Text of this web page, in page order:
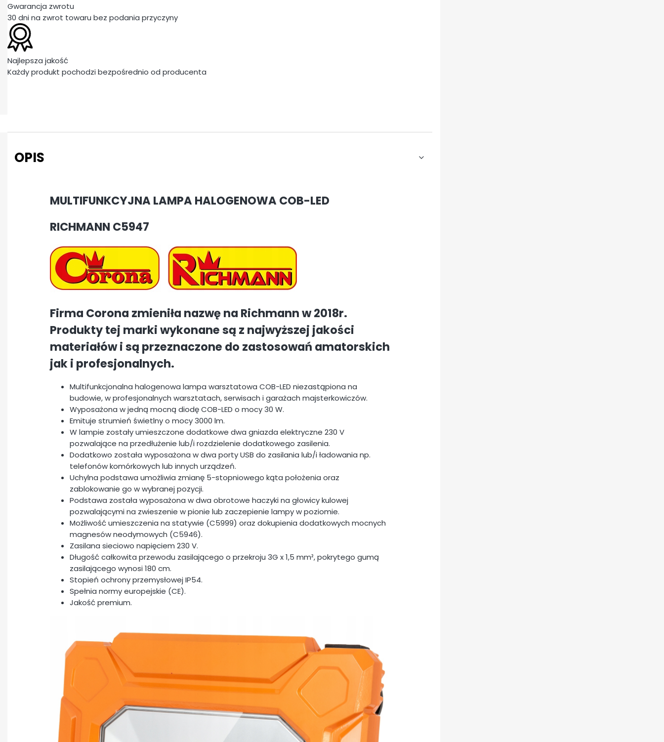
Gwarancja zwrotu
30 dni na zwrot towaru bez podania przyczyny
Najlepsza jakość
Każdy produkt pochodzi bezpośrednio od producenta
OPIS
MULTIFUNKCYJNA LAMPA HALOGENOWA COB-LED
RICHMANN C5947
Firma Corona zmieniła nazwę na Richmann w 2018r.
Produkty tej marki wykonane są z najwyższej jakości
materiałów i są przeznaczone do zastosowań amatorskich
jak i profesjonalnych.
Multifunkcjonalna halogenowa lampa warsztatowa COB-LED niezastąpiona na
budowie, w profesjonalnych warsztatach, serwisach i garażach majsterkowiczów.
Wyposażona w jedną mocną diodę COB-LED o mocy 30 W.
Emituje strumień świetlny o mocy 3000 lm.
W lampie zostały umieszczone dodatkowe dwa gniazda elektryczne 230 V
pozwalające na przedłużenie lub/i rozdzielenie dodatkowego zasilenia.
Dodatkowo została wyposażona w dwa porty USB do zasilania lub/i ładowania np.
telefonów komórkowych lub innych urządzeń.
Uchylna podstawa umożliwia zmianę 5-stopniowego kąta położenia oraz
zablokowanie go w wybranej pozycji.
Podstawa została wyposażona w dwa obrotowe haczyki na głowicy kulowej
pozwalającymi na zwieszenie w pionie lub zaczepienie lampy w poziomie.
Możliwość umieszczenia na statywie (C5999) oraz dokupienia dodatkowych mocnych
magnesów neodymowych (C5946).
Zasilana sieciowo napięciem 230 V.
Długość całkowita przewodu zasilającego o przekroju 3G x 1,5 mm², pokrytego gumą
zasilającego wynosi 180 cm.
Stopień ochrony przemysłowej IP54.
Spełnia normy europejskie (CE).
Jakość premium.